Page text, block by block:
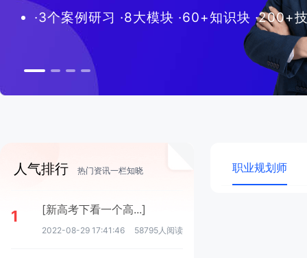
·3个案例研习 ·8大模块 ·60+知识块 ·200+
万元级客单价专业标准 • 真人案例实战督导
职业发展/新高考选科/高考志愿/招生就业的
市场需求大，人专业才短缺，优秀学员直接
人气排行 热门资讯一栏知晓
1 [新高考下看一个高...]
2022-08-29 17:41:46 58795人阅读
职业规划师